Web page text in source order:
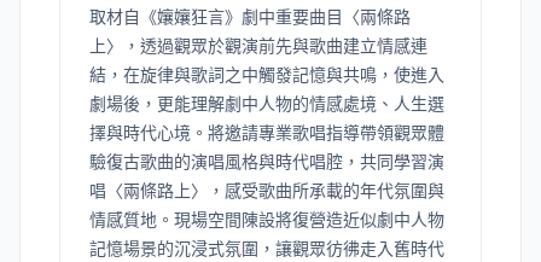
取材自《孃孃狂言》劇中重要曲目〈兩條路
上〉，透過觀眾於觀演前先與歌曲建立情感連
結，在旋律與歌詞之中觸發記憶與共鳴，使進入
劇場後，更能理解劇中人物的情感處境、人生選
擇與時代心境。將邀請專業歌唱指導帶領觀眾體
驗復古歌曲的演唱風格與時代唱腔，共同學習演
唱〈兩條路上〉，感受歌曲所承載的年代氛圍與
情感質地。現場空間陳設將復營造近似劇中人物
記憶場景的沉浸式氛圍，讓觀眾彷彿走入舊時代